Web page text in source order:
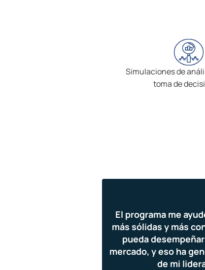
Simulaciones de
toma de
El programa me
más sólidas y más
pueda
mercado, y eso ha
de mi